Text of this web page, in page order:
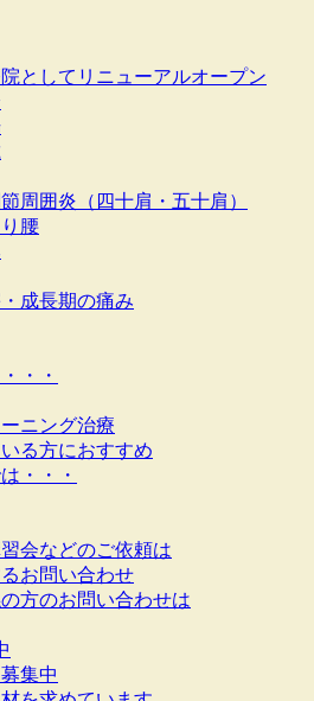
としてリニューアルオープン
周囲炎（四十肩・五十肩）
腰
成長期の痛み
・・
ニング治療
る方におすすめ
・・・
会などのご依頼は
お問い合わせ
方のお問い合わせは
集中